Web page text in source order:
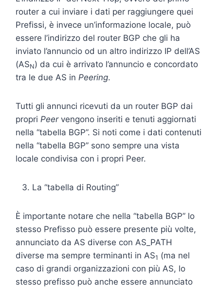
router a cui inviare i dati per raggiungere quei
Prefissi, è invece un’informazione locale, può
essere l’indirizzo del router BGP che gli ha
inviato l’annuncio od un altro indirizzo IP dell’AS
(ASN) da cui è arrivato l’annuncio e concordato
tra le due AS in Peering.
Tutti gli annunci ricevuti da un router BGP dai
propri Peervengono inseriti e tenuti aggiornati
nella “tabella BGP”. Si noti come i dati contenuti
nella “tabella BGP” sono sempre una vista
locale condivisa con i propri Peer.
La “tabella di Routing”
È importante notare che nella “tabella BGP” lo
stesso Prefisso può essere presente più volte,
annunciato da AS diverse con AS_PATH
diverse ma sempre terminanti in AS1 (ma nel
caso di grandi organizzazioni con più AS, lo
stesso prefisso può anche essere annunciato